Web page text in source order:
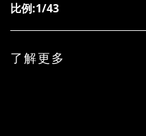
比例:1/43
了解更多